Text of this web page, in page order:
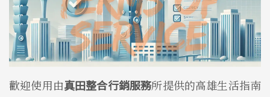
歡迎使用由真田整合行銷服務所提供的高雄生活指南